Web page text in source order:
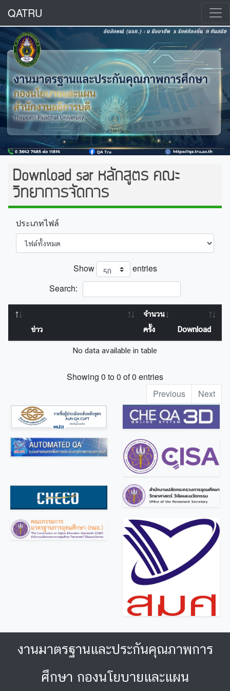
QATRU
Download sar หลักสูตร คณะ
วิทยาการจัดการ
ประเภทไฟล์
Show
entries
Search:
ข่าว
จำนวน
ครั้ง
Download
No data available in table
Showing 0 to 0 of 0 entries
Previous
Next
งานมาตรฐานและประกันคุณภาพการ
ศึกษา กองนโยบายและแผน